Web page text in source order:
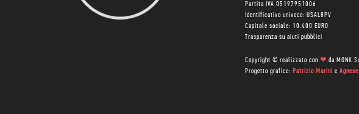
Partita IVA 05197951006
Identificativo univoco: USAL8PV
Capitale sociale: 10.400 EURO
Trasparenza su aiuti pubblici
Copyright © realizzato con ❤ da MONK
Progetto grafico: Patrizio Marini e